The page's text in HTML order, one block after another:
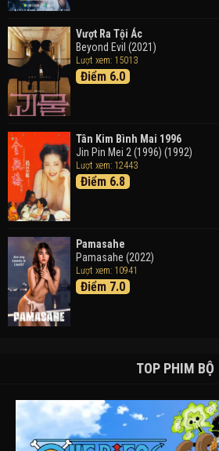
Vượt Ra Tội Ác
Beyond Evil (2021)
Lượt xem: 15013
Điểm 6.0
Tân Kim Bình Mai 1996
Jin Pin Mei 2 (1996) (1992)
Lượt xem: 12443
Điểm 6.8
Pamasahe
Pamasahe (2022)
Lượt xem: 10941
Điểm 7.0
TOP PHIM BỘ